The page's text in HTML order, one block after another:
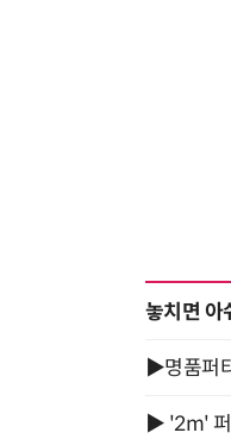
놓치면 아
▶명품퍼
▶ '2m' 퍼